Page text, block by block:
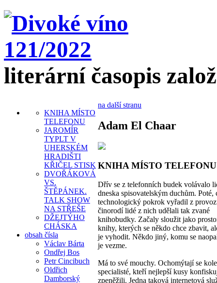
literární časopis
KNIHA MÍSTO
TELEFONU
JAROMÍR
TYPLT V
UHERSKÉM
HRADIŠTI
KŘIČEL STISK
DVOŘÁKOVÁ
VS.
ŠTĚPÁNEK.
TALK SHOW
NA STŘEŠE
DŽEJTÝHO
CHÁSKA
obsah čísla
Václav Bárta
Ondřej Bos
Petr Cincibuch
Oldřich
Damborský
na další stranu
Adam El Chaar
KNIHA MÍSTO TELEFONU
Dřív se z telefonních budek volávalo
dneska spisovatelským duchům. Poté,
technologický pokrok vyřadil z
činorodí lidé z nich udělali tak zvané
knihobudky. Začaly sloužit jako
knihy, kterých se někdo chce zbavit,
je vyhodit. Někdo jiný, komu se
je vezme.
Má to své mouchy. Ochomýtají se
specialisté, kteří nejlepší kusy
zpeněžili. Jedna taková internetová